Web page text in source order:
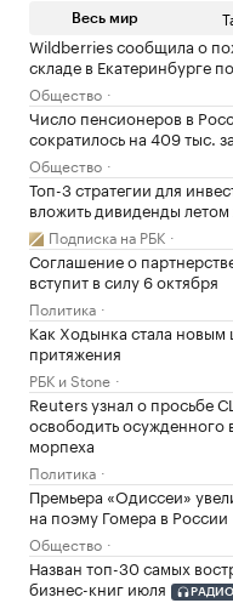
Весь мир
Wildberries сообщила о
складе в Екатеринбурге
Общество
Число пенсионеров в
сократилось на 409 тыс.
Общество
Топ-3 стратегии для
вложить дивиденды
Подписка на РБК
Соглашение о
вступит в силу 6 октября
Политика
Как Ходынка стала новым
притяжения
РБК и Stone
Reuters узнал о просьбе
освободить осужденного
морпеха
Политика
Премьера «Одиссеи»
на поэму Гомера в России
Общество
Назван топ-30 самых
бизнес-книг июля
РАДИО